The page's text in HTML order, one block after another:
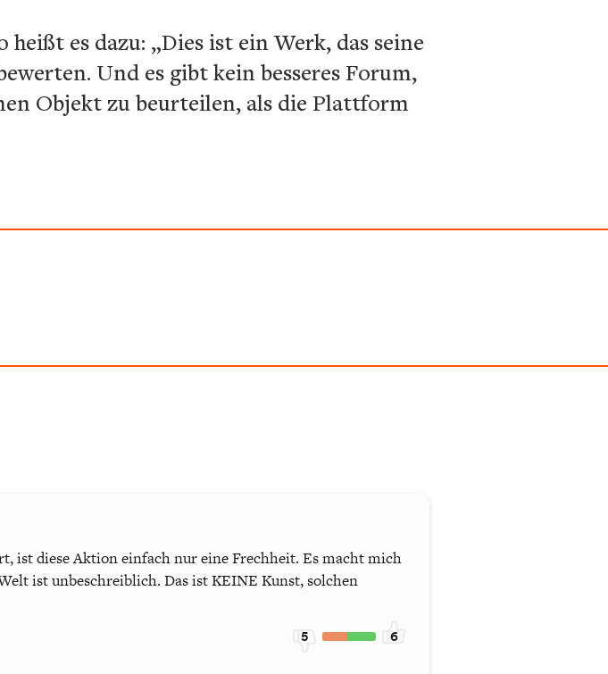
es dazu: „Dies ist ein Werk, das seine
Und es gibt kein besseres Forum,
Objekt zu beurteilen, als die Plattform
ist diese Aktion einfach nur eine Frechheit. Es macht mich
ist unbeschreiblich. Das ist KEINE Kunst, solchen
5 6